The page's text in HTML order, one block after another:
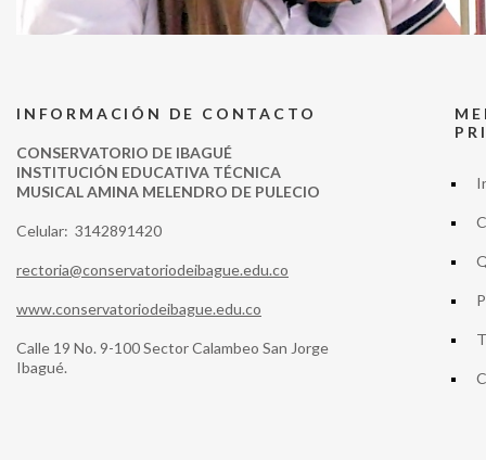
INFORMACIÓN DE CONTACTO
CONSERVATORIO DE IBAGUÉ
INSTITUCIÓN EDUCATIVA TÉCNICA
MUSICAL AMINA MELENDRO DE PULECIO
Celular: 3142891420
rectoria@conservatoriodeibague.edu.co
www.conservatoriodeibague.edu.co
Calle 19 No. 9-100 Sector Calambeo San Jorge
Ibagué.